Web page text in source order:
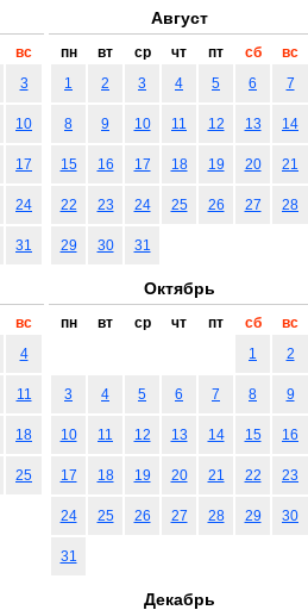
вс
3
10
17
24
31
Август
пн вт ср чт пт сб
вс
1
2 3 4 5 6 7
8 9 10 11 12 13 14
15 16 17 18 19 20 21
22 23 24 25 26 27 28
29 30 31
вс
4
11
18
25
Октябрь
пн вт ср чт пт сб
вс
1
2
3 4 5 6 7 8 9
10 11 12 13 14 15 16
17 18 19 20 21 22 23
24 25 26 27 28 29 30
31
Декабрь